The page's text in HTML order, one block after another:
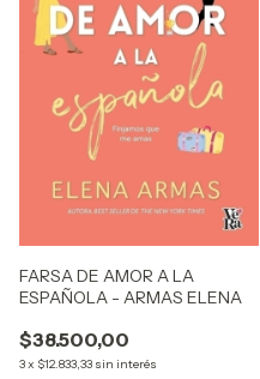
FARSA DE AMOR A LA
ESPAÑOLA - ARMAS ELENA
$38.500,00
3x $12.833,33 sin interés